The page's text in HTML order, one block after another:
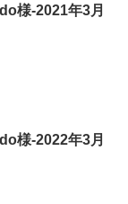
様-2021年3月
様-2022年3月